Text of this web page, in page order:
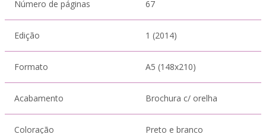
Número de páginas 67
Edição 1 (2014)
Formato A5 (148x210)
Acabamento Brochura c/ orelha
Coloração Preto e branco